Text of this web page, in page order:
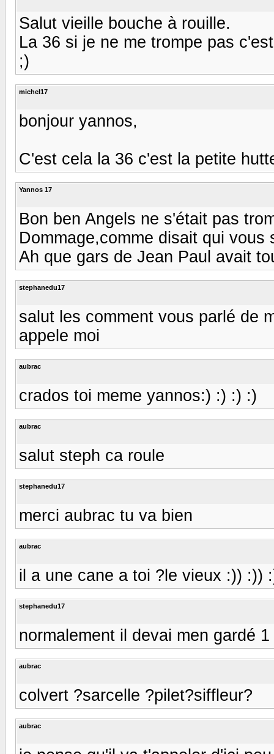
Salut vieille bouche à rouille.
La 36 si je ne me trompe pas
;)
michel17
bonjour yannos,
C'est cela la 36 c'est la petite
Yannos 17
Bon ben Angels ne s'était pas
Dommage,comme disait qui
Ah que gars de Jean Paul avait
stephanedu17
salut les comment vous parlé de
appele moi
aubrac
crados toi meme yannos:) :) :) :)
aubrac
salut steph ca roule
stephanedu17
merci aubrac tu va bien
aubrac
il a une cane a toi ?le vieux :)) :))
stephanedu17
normalement il devai men gardé
aubrac
colvert ?sarcelle ?pilet?siffleur?
aubrac